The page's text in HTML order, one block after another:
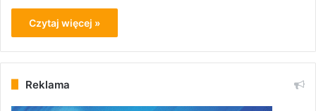
Czytaj więcej »
Reklama